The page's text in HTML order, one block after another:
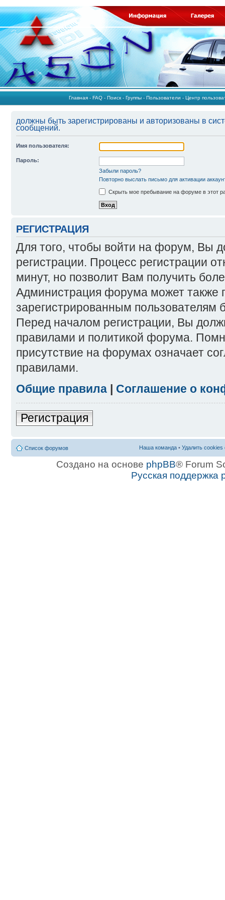
Главная - FAQ - Поиск - Группы - Пользователи - Центр
должны быть зарегистрированы и авторизованы в
сообщений.
Имя пользователя:
Пароль:
Забыли пароль?
Повторно выслать письмо для активации
Скрыть мое пребывание на форуме в этот
РЕГИСТРАЦИЯ
Для того, чтобы войти на форум, Вы
регистрации. Процесс регистрации
минут, но позволит Вам получить
Администрация форума может также
зарегистрированным пользователям
Перед началом регистрации, Вы
правилами и политикой форума.
присутствие на форумах означает
правилами.
Общие правила
Соглашение о
Регистрация
Список форумов Наша команда • Удалить
Создано на основе phpBB® Forum
Русская поддержка